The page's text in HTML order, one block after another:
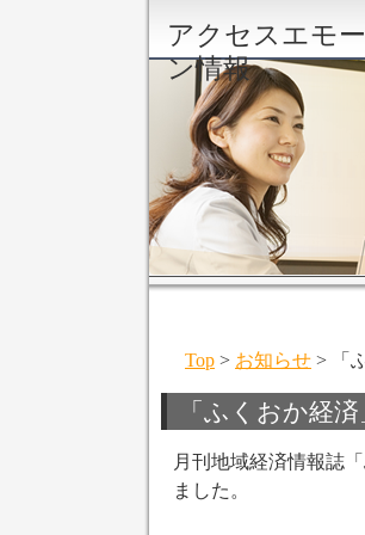
アクセスエモ
ン情報
Top > お知らせ > 「
「ふくおか経
月刊地域経済情報誌
ました。